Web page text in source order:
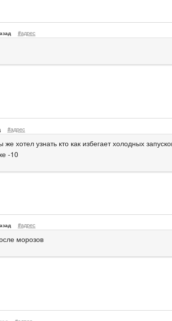
#адрес
#адрес
хотел узнать кто как избегает холодных
-10
#адрес
морозов